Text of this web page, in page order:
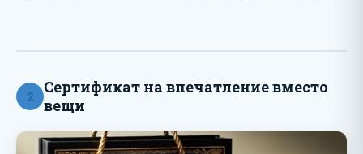
2
Сертификат на впечатление вместо
вещи